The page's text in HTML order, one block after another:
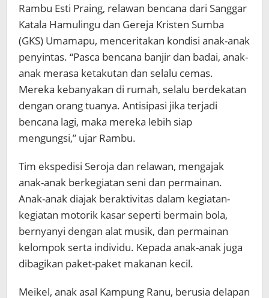
Rambu Esti Praing, relawan bencana dari Sanggar
Katala Hamulingu dan Gereja Kristen Sumba
(GKS) Umamapu, menceritakan kondisi anak-anak
penyintas. “Pasca bencana banjir dan badai, anak-
anak merasa ketakutan dan selalu cemas.
Mereka kebanyakan di rumah, selalu berdekatan
dengan orang tuanya. Antisipasi jika terjadi
bencana lagi, maka mereka lebih siap
mengungsi,” ujar Rambu.
Tim ekspedisi Seroja dan relawan, mengajak
anak-anak berkegiatan seni dan permainan.
Anak-anak diajak beraktivitas dalam kegiatan-
kegiatan motorik kasar seperti bermain bola,
bernyanyi dengan alat musik, dan permainan
kelompok serta individu. Kepada anak-anak juga
dibagikan paket-paket makanan kecil.
Meikel, anak asal Kampung Ranu, berusia delapan